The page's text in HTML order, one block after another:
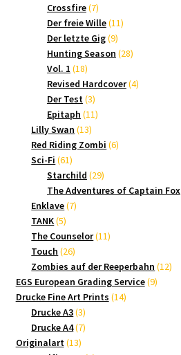
Crossfire 77
Produkte
Der freie Wille 1111
Der letzte Gig 99
Produkte
Hunting Season 2828
Vol. 1 1818
Produkte
Revised Hardcover 44
Der Test 33
Produkte
Epitaph 1111
Lilly Swan 1313
Produkte
Red Riding Zombi 66
Sci-Fi 6161
Produkte
Starchild 2929
Produkte
The Adventures of Captain Fox
Enklave 77
TANK 55
Produkte
The Counselor 1111
Touch 2626
Produkte
Zombies auf der Reeperbahn 1212
EGS European Grading Service 99
Drucke Fine Art Prints 1414
Drucke A3 33
Produkte
Drucke A4 77
Originalart 1313